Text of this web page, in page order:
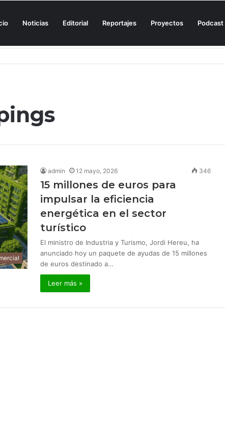
Noticias Editorial Reportajes Proyectos Podcast
admin 12 mayo, 2026 346
15 millones de euros para
impulsar la eficiencia
energética en el sector
turístico
El ministro de Industria y Turismo, Jordi Hereu, ha
anunciado hoy un paquete de ayudas de 15 millones
de euros destinado a…
Leer más »